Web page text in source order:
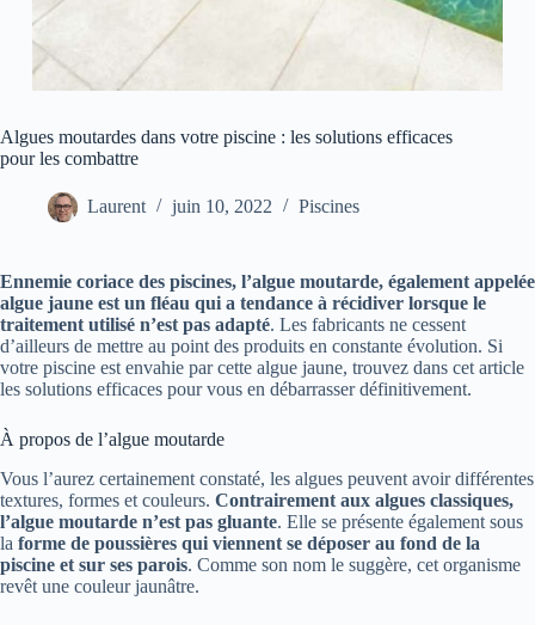
Algues moutardes dans votre piscine : les solutions efficaces
pour les combattre
Laurent juin 10, 2022 Piscines
Ennemie coriace des piscines, l’algue moutarde, également appelée
algue jaune est un fléau qui a tendance à récidiver lorsque le
traitement utilisé n’est pas adapté. Les fabricants ne cessent
d’ailleurs de mettre au point des produits en constante évolution. Si
votre piscine est envahie par cette algue jaune, trouvez dans cet article
les solutions efficaces pour vous en débarrasser définitivement.
À propos de l’algue moutarde
Vous l’aurez certainement constaté, les algues peuvent avoir différentes
textures, formes et couleurs. Contrairement aux algues classiques,
l’algue moutarde n’est pas gluante. Elle se présente également sous
la forme de poussières qui viennent se déposer au fond de la
piscine et sur ses parois. Comme son nom le suggère, cet organisme
revêt une couleur jaunâtre.